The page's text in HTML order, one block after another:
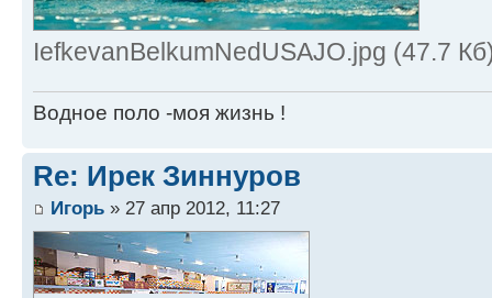
IefkevanBelkumNedUSAJO.jpg (47.7
Водное поло -моя жизнь !
Re: Ирек Зиннуров
Игорь » 27 апр 2012, 11:27